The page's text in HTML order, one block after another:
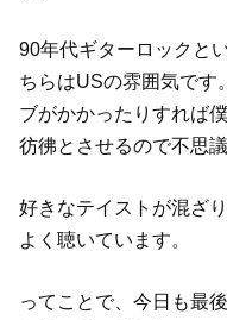
90年代ギターロックと
ちらはUSの雰囲気です
ブがかかったりすれば
彷彿とさせるので不思議
好きなテイストが混ざ
よく聴いています。
ってことで、今日も最